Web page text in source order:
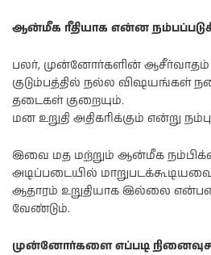
ஆன்மீக ரீதியாக என்ன
பலர், முன்னோர்களின் ஆசீர்வாதம்
குடும்பத்தில் நல்ல விஷயங்கள்
தடைகள் குறையும்.
மன உறுதி அதிகரிக்கும் என்று
இவை மத மற்றும் ஆன்மீக
அடிப்படையில்
ஆதாரம் உறுதியாக இல்லை
வேண்டும்.
முன்னோர்களை எப்படி